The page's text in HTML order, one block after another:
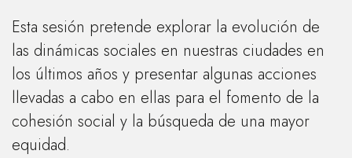
Esta sesión pretende explorar la evolución de
las dinámicas sociales en nuestras ciudades en
los últimos años y presentar algunas acciones
llevadas a cabo en ellas para el fomento de la
cohesión social y la búsqueda de una mayor
equidad.